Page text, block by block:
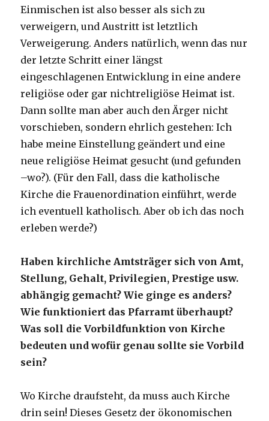
Einmischen ist also besser als sich zu
verweigern, und Austritt ist letztlich
Verweigerung. Anders natürlich, wenn das nur
der letzte Schritt einer längst
eingeschlagenen Entwicklung in eine andere
religiöse oder gar nichtreligiöse Heimat ist.
Dann sollte man aber auch den Ärger nicht
vorschieben, sondern ehrlich gestehen: Ich
habe meine Einstellung geändert und eine
neue religiöse Heimat gesucht (und gefunden
–wo?). (Für den Fall, dass die katholische
Kirche die Frauenordination einführt, werde
ich eventuell katholisch. Aber ob ich das noch
erleben werde?)
Haben kirchliche Amtsträger sich von Amt,
Stellung, Gehalt, Privilegien, Prestige usw.
abhängig gemacht? Wie ginge es anders?
Wie funktioniert das Pfarramt überhaupt?
Was soll die Vorbildfunktion von Kirche
bedeuten und wofür genau sollte sie Vorbild
sein?
Wo Kirche draufsteht, da muss auch Kirche
drin sein! Dieses Gesetz der ökonomischen